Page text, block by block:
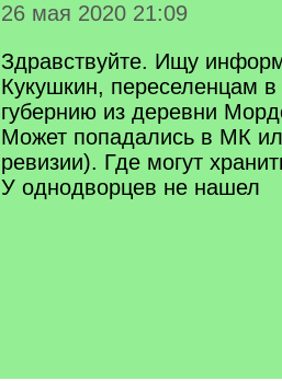
26 мая 2020 21:09
Здравствуйте. Ищу
Кукушкин, переселенцам
губернию из деревни
Может попадались в МК
ревизии). Где могут
У однодворцев не нашел